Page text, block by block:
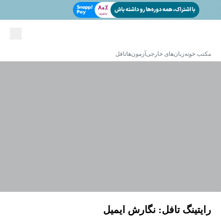
مکتب خونهزبان‌های خارجی آزمون‌هاتافل
رایتینگ تافل: نگارش ایمیل